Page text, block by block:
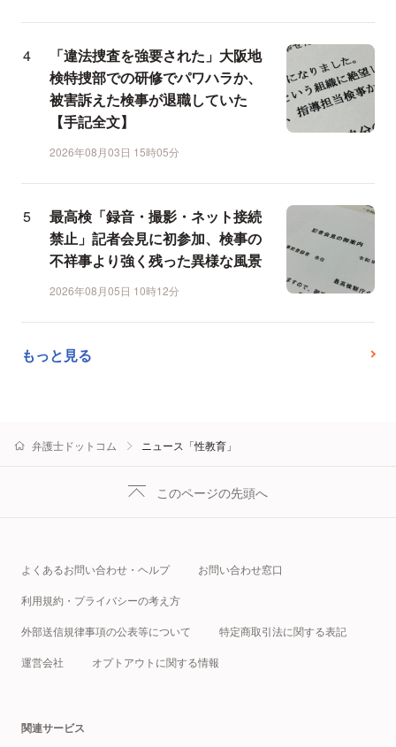
「違法捜査を強要された」大阪地
検特捜部での研修でパワハラか、
被害訴えた検事が退職していた
【手記全文】
2026年08月03日 15時05分
最高検「録音・撮影・ネット接続
禁止」記者会見に初参加、検事の
不祥事より強く残った異様な風景
2026年08月05日 10時12分
もっと見る
弁護士ドットコム ニュース「性教育」
このページの先頭へ
よくあるお問い合わせ・ヘルプ お問い合わせ窓口
利用規約・プライバシーの考え方
外部送信規律事項の公表等について 特定商取引法に関する表記
運営会社 オプトアウトに関する情報
関連サービス